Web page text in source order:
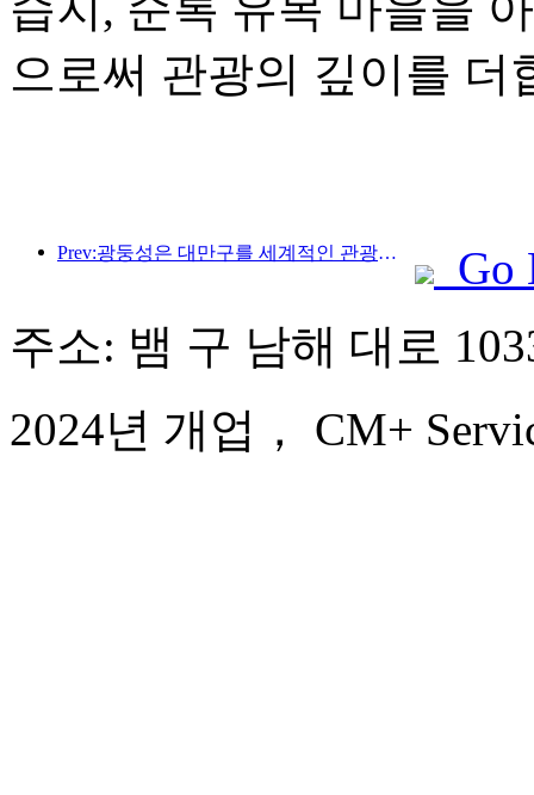
으로써 관광의 깊이를 더
Prev:광둥성은 대만구를 세계적인 관광지로 만들기 위한 서비스 산업 역량 확충 계획을 발표했습니다.
Go
주소: 뱀 구 남해 대로
2024년 개업， CM+